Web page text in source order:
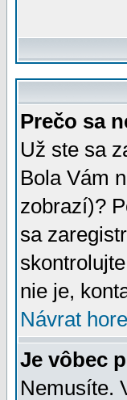
Prečo sa
Už ste sa
Bola Vám
zobrazí)?
sa
nie je,
Návrat hore
Je vôbec
Nemusíte.